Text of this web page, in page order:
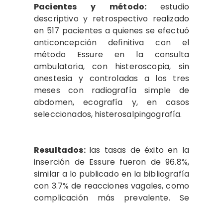
Pacientes y método: estudio
descriptivo y retrospectivo realizado
en 517 pacientes a quienes se efectuó
anticoncepción definitiva con el
método Essure en la consulta
ambulatoria, con histeroscopia, sin
anestesia y controladas a los tres
meses con radiografía simple de
abdomen, ecografía y, en casos
seleccionados, histerosalpingografía.
Resultados: las tasas de éxito en la
inserción de Essure fueron de 96.8%,
similar a lo publicado en la bibliografía
con 3.7% de reacciones vagales, como
complicación más prevalente. Se